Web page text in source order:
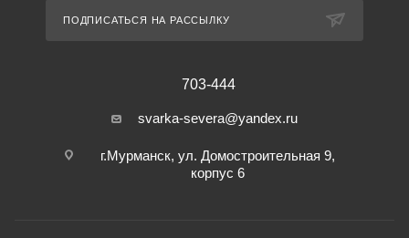
ПОДПИСАТЬСЯ НА РАССЫЛКУ
703-444
svarka-severa@yandex.ru
г.Мурманск, ул. Домостроительная 9,
корпус 6